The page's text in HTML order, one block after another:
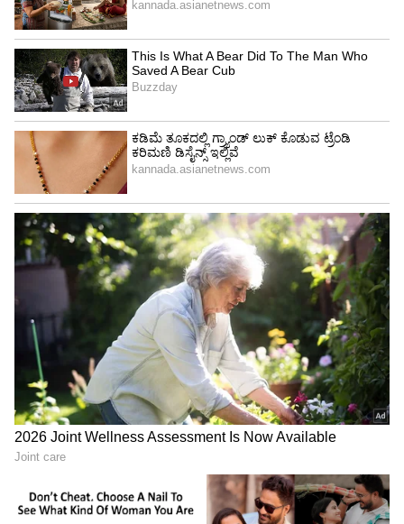
ಶ್ಲಾಘಿಸಿದ ನ್ಯೂಯಾರ್ಕ್ ಸ್ಟೇಟ್ ಸೆನೆಟರ್ ಜೆರೆಮಿ ಕೂನಿ
ಅವರು ದೀಪಾವಳಿಯನ್ನು ಫೆಡರಲ್ ರಜಾದಿನವೆಂದು
ಹೆಸರಿಸುವುದು ಕೇವಲ ಆಚರಿಸುವವರನ್ನು ಗೌರವಿಸುತ್ತದೆ,
ಮಾತ್ರವಲ್ಲದೆ ಕೆಲವು ಅಮೆರಿಕನ್ನರು ನಿಯಮಿತವಾಗಿ
ಅನುಭವಿಸದ ಸಾಂಸ್ಕೃತಿಕ ಸಂಪ್ರದಾಯವನ್ನು ಎತ್ತಿ
ತೋರಿಸುತ್ತದೆ.
"ದೀಪಾವಳಿಯು ಅನೇಕ ದಕ್ಷಿಣ ಏಷ್ಯಾ ಮತ್ತು ಇಂಡೋ-
ಕೆರಿಬಿಯನ್ ಸಮುದಾಯಗಳಿಗೆ ವಿಶೇಷ ರಜಾದಿನವಾಗಿದೆ"
ಎಂದು ನ್ಯೂಯಾರ್ಕ್ ಸಿಟಿ ಕೌನ್ಸಿಲ್‌ಮನ್‌ ಶೇಖರ್ ಕೃಷ್ಣನ್
ಹೇಳಿದ್ದಾರೆ. "NYC ಸರ್ಕಾರಕ್ಕೆ ಚುನಾಯಿತರಾದ ಮೊದಲ
ಭಾರತೀಯ ಅಮೆರಿಕನ್ ಆಗಿ, ನಾನು 'ದೀಪಾವಳಿ' ಅನ್ನು
ಫೆಡರಲ್ ರಜಾದಿನವಾಗಿ ಸ್ಥಾಪಿಸಲು ಕಾಂಗ್ರೆಸ್ ಮಹಿಳೆ ಗ್ರೇಸ್‌
ಮೆಂಗ್ ಅವರ ಶಾಸನವನ್ನು ಬೆಂಬಲಿಸಲು ತುಂಬಾ
ಹೆಮ್ಮೆಪಡುತ್ತೇನೆ. ನಾನು ಬೆಳೆಯಲು ಸಾಧ್ಯವಾಗದ ರೀತಿಯಲ್ಲಿ
ನನ್ನ ಸ್ವಂತ ಮಕ್ಕಳು ಹಾಗೂ ಇತರೆ ಮಕ್ಕಳು ತಮ್ಮ
ಕುಟುಂಬಗಳೊಂದಿಗೆ ನಮ್ಮ ರಜಾದಿನಗಳನ್ನು ಅಧಿಕೃತವಾಗಿ
ಆಚರಿಸಲು ಸಮರ್ಥರಾಗಿರುವುದು ಬಹಳ ಮುಖ್ಯ’’ ಎಂದೂ